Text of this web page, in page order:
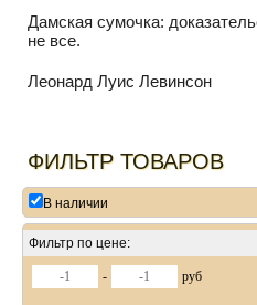
Дамская сумочка:
не все.
Леонард Луис Левинсон
ФИЛЬТР ТОВАРОВ
В наличии
Фильтр по цене:
- руб